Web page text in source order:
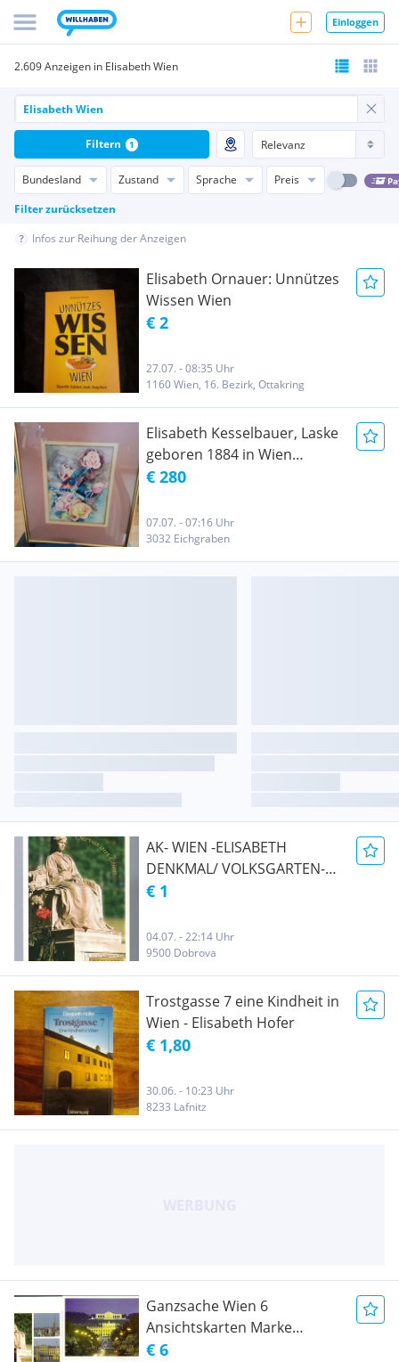
Einloggen
2.609 Anzeigen in Elisabeth Wien
Bundesland Zustand Sprache Preis
Filter zurücksetzen
Filtern 1
Infos zur Reihung der Anzeigen
Elisabeth Ornauer: Unnützes
Wissen Wien
€ 2
27.07. - 08:35 Uhr
1160 Wien, 16. Bezirk, Ottakring
Elisabeth Kesselbauer, Laske
geboren 1884 in Wien
gestorben 1977 in Wien
€ 280
07.07. - 07:16 Uhr
3032 Eichgraben
AK- WIEN -ELISABETH
DENKMAL/ VOLKSGARTEN-
ungel.
€ 1
04.07. - 22:14 Uhr
9500 Dobrova
Trostgasse 7 eine Kindheit in
Wien - Elisabeth Hofer
€ 1,80
30.06. - 10:23 Uhr
8233 Lafnitz
Ganzsache Wien 6
Ansichtskarten Marke
Elisabeth 1998
€ 6